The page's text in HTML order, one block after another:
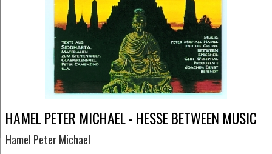
HAMEL PETER MICHAEL - HESSE BETWEEN MUSIC
Hamel Peter Michael